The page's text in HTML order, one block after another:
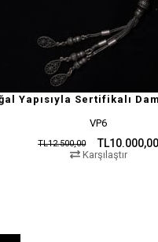
VP6
TL10.000,00
TL12.500,00
Karşılaştır